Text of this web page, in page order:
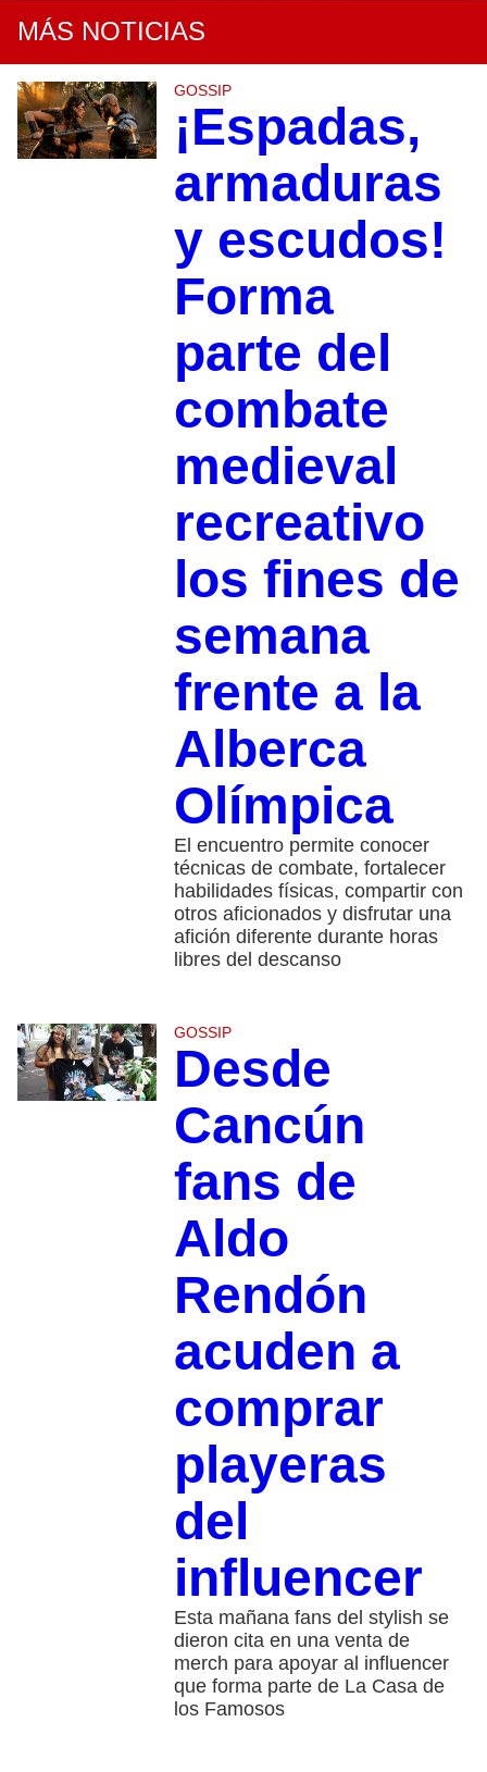
MÁS NOTICIAS
GOSSIP
¡Espadas,
armaduras
y escudos!
Forma
parte del
combate
medieval
recreativo
los fines de
semana
frente a la
Alberca
Olímpica
El encuentro permite conocer
técnicas de combate, fortalecer
habilidades físicas, compartir con
otros aficionados y disfrutar una
afición diferente durante horas
libres del descanso
GOSSIP
Desde
Cancún
fans de
Aldo
Rendón
acuden a
comprar
playeras
del
influencer
Esta mañana fans del stylish se
dieron cita en una venta de
merch para apoyar al influencer
que forma parte de La Casa de
los Famosos